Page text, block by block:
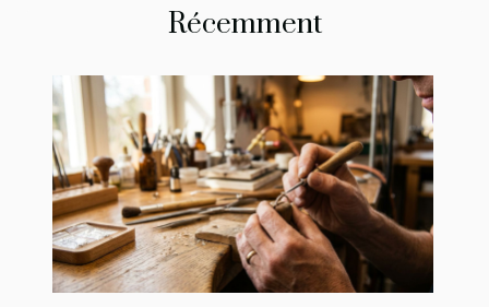
Récemment